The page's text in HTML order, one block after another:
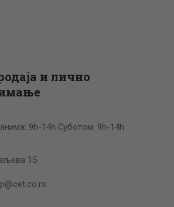
и лично
9h-14h Суботом: 9h-14h
15